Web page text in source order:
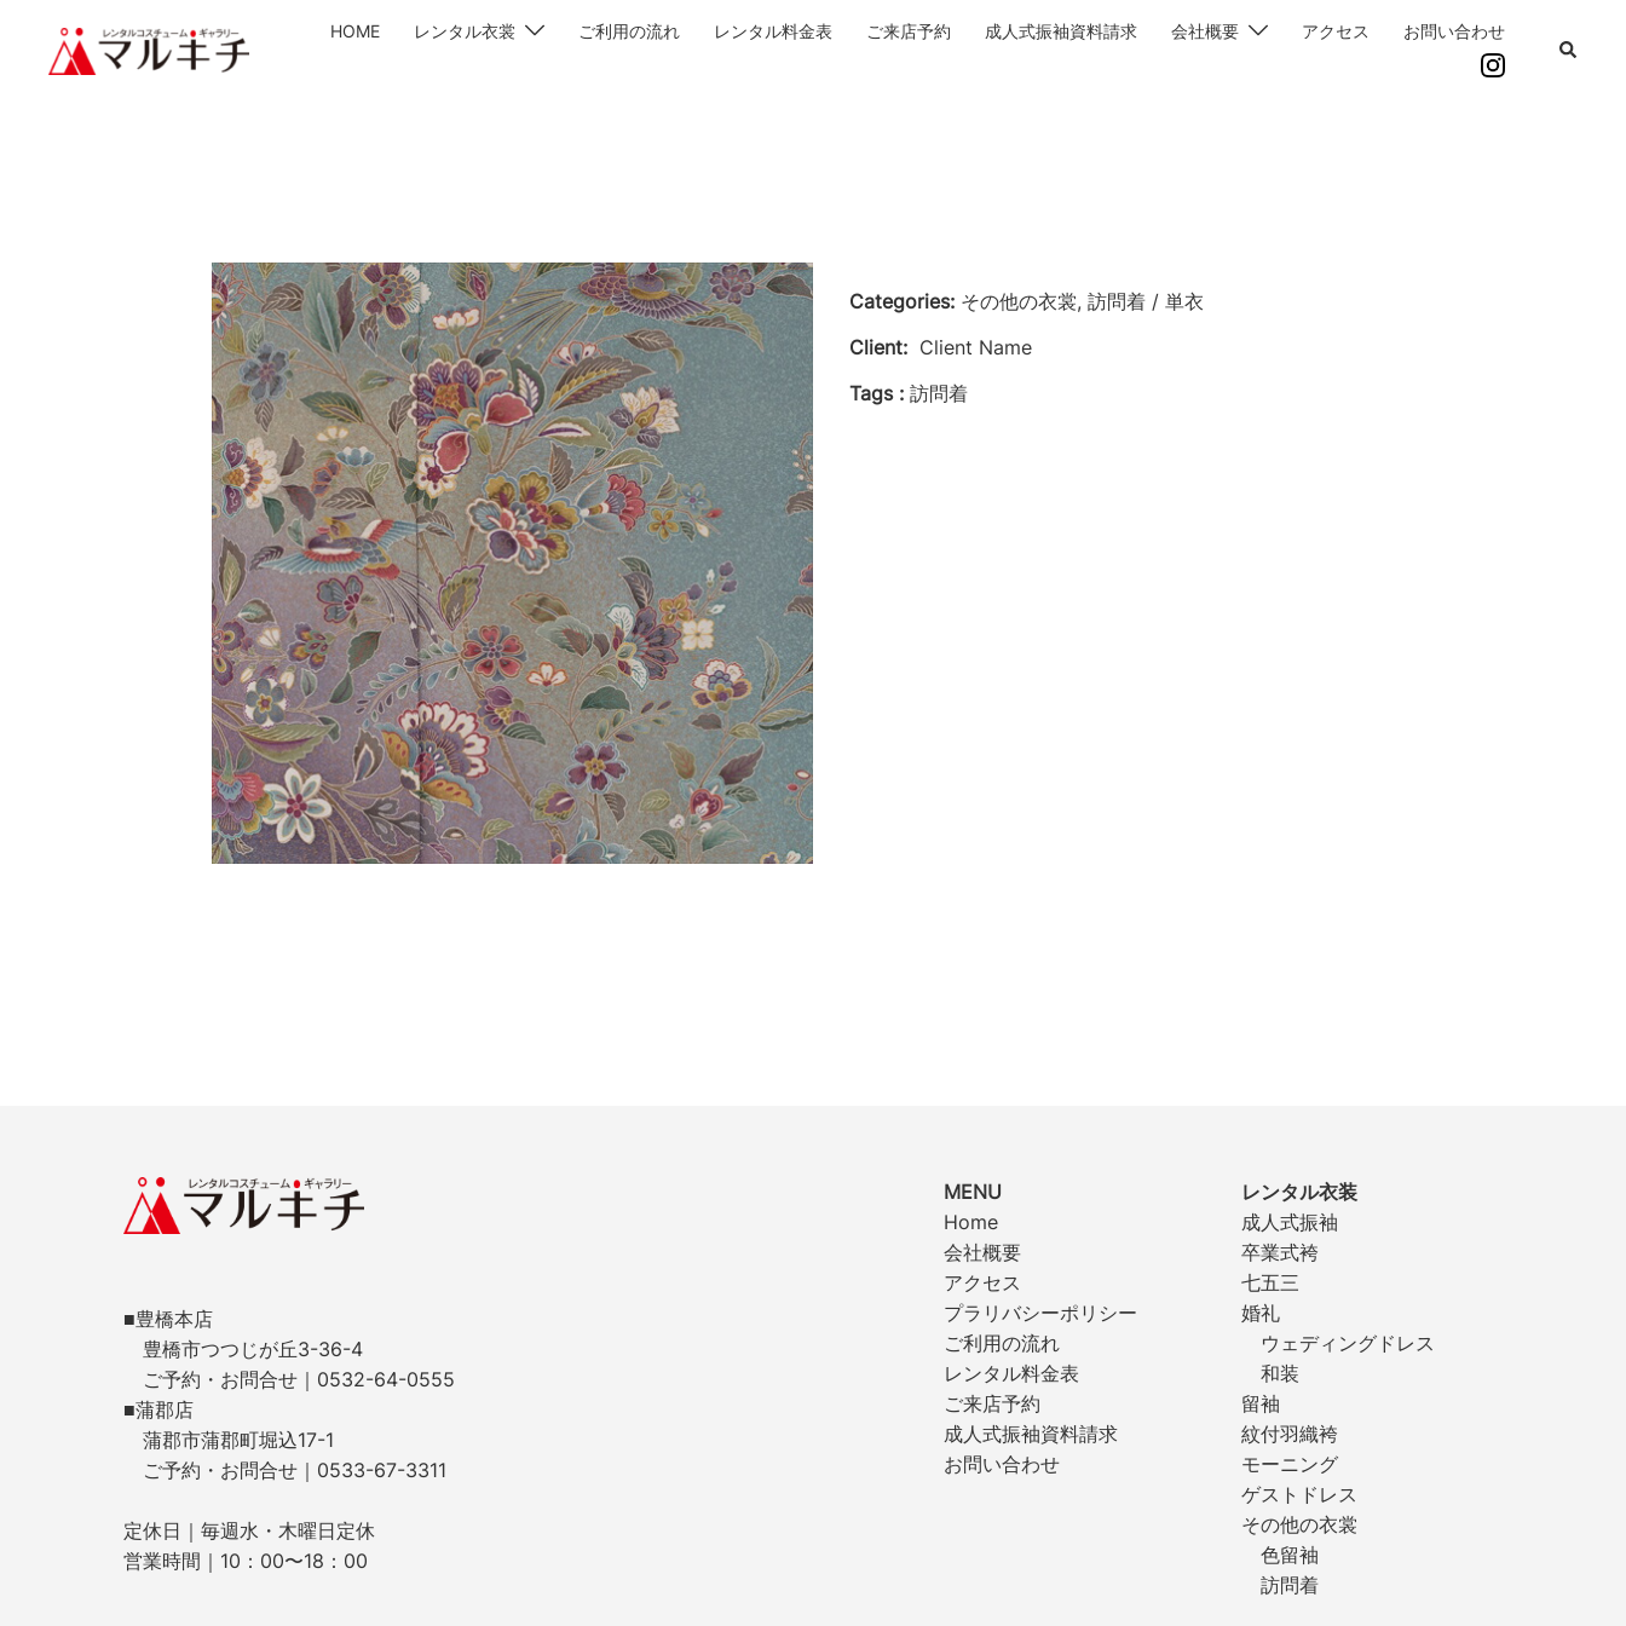
HOME レンタル衣裳 ご利用の流れ レンタル料金表 ご来店予約 成人式振袖資料請求 会社概要 アクセス お問い合わせ
Categories: その他の衣裳, 訪問着 / 単衣
Client: Client Name
Tags : 訪問着
■豊橋本店
豊橋市つつじが丘3-36-4
ご予約・お問合せ｜0532-64-0555
■蒲郡店
蒲郡市蒲郡町堀込17-1
ご予約・お問合せ｜0533-67-3311
定休日｜毎週水・木曜日定休
営業時間｜10：00〜18：00
MENU
Home
会社概要
アクセス
プラリバシーポリシー
ご利用の流れ
レンタル料金表
ご来店予約
成人式振袖資料請求
お問い合わせ
レンタル衣装
成人式振袖
卒業式袴
七五三
婚礼
ウェディングドレス
和装
留袖
紋付羽織袴
モーニング
ゲストドレス
その他の衣裳
色留袖
訪問着